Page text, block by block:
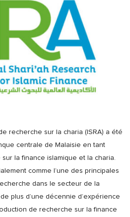
recherche sur la charia (ISRA) a été
centrale de Malaisie en tant
la finance islamique et la charia.
comme l’une des principales
dans le secteur de la
plus d’une décennie d’expérience
de recherche sur la finance